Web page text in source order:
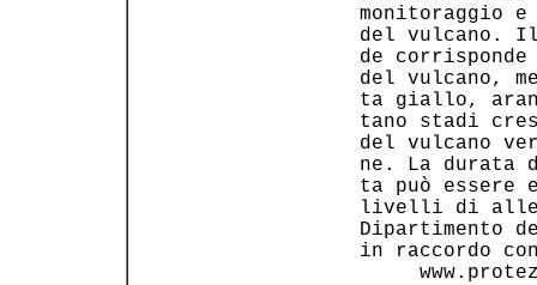
del vulcano.
de
del vulcano,
ta giallo,
tano stadi
del vulcano
ne. La
ta può essere
livelli di
Dipartimento
in raccordo